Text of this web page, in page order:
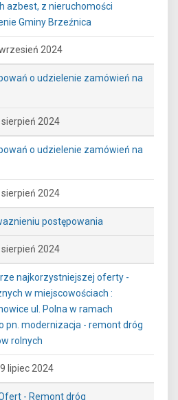
azbest, z nieruchomości
Gminy Brzeźnica
2024
o udzielenie zamówień na
sierpień 2024
o udzielenie zamówień na
sierpień 2024
postępowania
2024
najkorzystniejszej oferty -
w miejscowościach :
ul. Polna w ramach
pn. modernizacja - remont dróg
rolnych
lipiec 2024
- Remont dróg